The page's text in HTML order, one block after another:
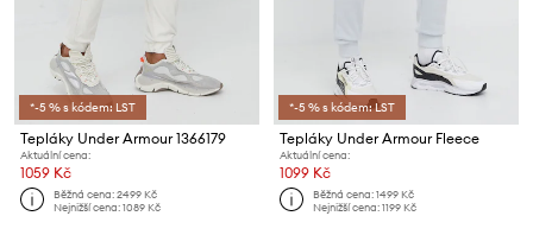
*-5 % s kódem: LST
Tepláky Under Armour 1366179
Aktuální cena:
1059 Kč
Běžná cena:2499 Kč
Nejnižší cena:1089 Kč
*-5 % s kódem: LST
Tepláky Under Armour Fleece
Aktuální cena:
1099 Kč
Běžná cena:1499 Kč
Nejnižší cena:1199 Kč